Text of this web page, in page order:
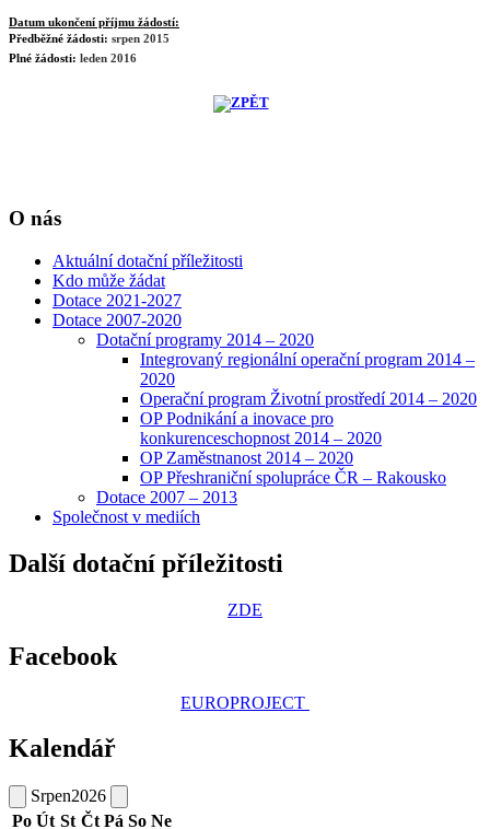
Datum ukončení příjmu žádostí:
Předběžné žádosti: srpen 2015
Plné žádosti: leden 2016
O nás
Aktuální dotační příležitosti
Kdo může žádat
Dotace 2021-2027
Dotace 2007-2020
Dotační programy 2014 – 2020
Integrovaný regionální operační program 2014 –
2020
Operační program Životní prostředí 2014 – 2020
OP Podnikání a inovace pro
konkurenceschopnost 2014 – 2020
OP Zaměstnanost 2014 – 2020
OP Přeshraniční spolupráce ČR – Rakousko
Dotace 2007 – 2013
Společnost v mediích
Další dotační příležitosti
ZDE
Facebook
EUROPROJECT
Kalendář
Srpen2026
Po Út St Čt Pá So Ne